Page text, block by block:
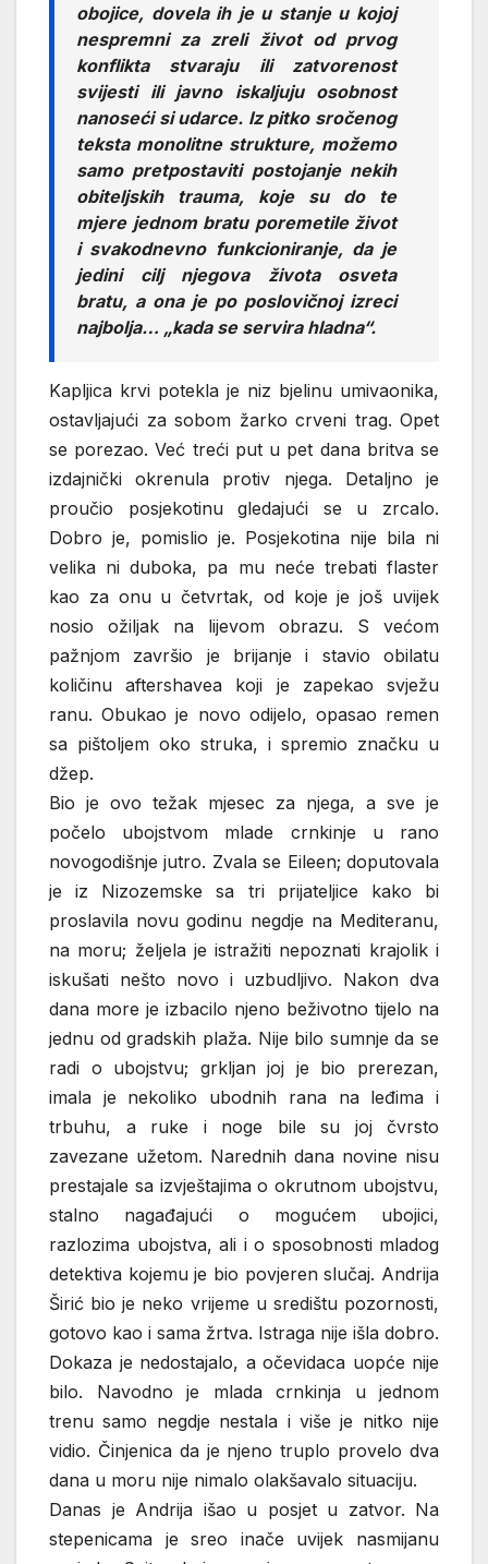
obojice, dovela ih je u stanje u kojoj
nespremni za zreli život od prvog
konflikta stvaraju ili zatvorenost
svijesti ili javno iskaljuju osobnost
nanoseći si udarce. Iz pitko sročenog
teksta monolitne strukture, možemo
samo pretpostaviti postojanje nekih
obiteljskih trauma, koje su do te
mjere jednom bratu poremetile život
i svakodnevno funkcioniranje, da je
jedini cilj njegova života osveta
bratu, a ona je po poslovičnoj izreci
najbolja… „kada se servira hladna“.
Kapljica krvi potekla je niz bjelinu umivaonika,
ostavljajući za sobom žarko crveni trag. Opet
se porezao. Već treći put u pet dana britva se
izdajnički okrenula protiv njega. Detaljno je
proučio posjekotinu gledajući se u zrcalo.
Dobro je, pomislio je. Posjekotina nije bila ni
velika ni duboka, pa mu neće trebati flaster
kao za onu u četvrtak, od koje je još uvijek
nosio ožiljak na lijevom obrazu. S većom
pažnjom završio je brijanje i stavio obilatu
količinu aftershavea koji je zapekao svježu
ranu. Obukao je novo odijelo, opasao remen
sa pištoljem oko struka, i spremio značku u
džep.
Bio je ovo težak mjesec za njega, a sve je
počelo ubojstvom mlade crnkinje u rano
novogodišnje jutro. Zvala se Eileen; doputovala
je iz Nizozemske sa tri prijateljice kako bi
proslavila novu godinu negdje na Mediteranu,
na moru; željela je istražiti nepoznati krajolik i
iskušati nešto novo i uzbudljivo. Nakon dva
dana more je izbacilo njeno beživotno tijelo na
jednu od gradskih plaža. Nije bilo sumnje da se
radi o ubojstvu; grkljan joj je bio prerezan,
imala je nekoliko ubodnih rana na leđima i
trbuhu, a ruke i noge bile su joj čvrsto
zavezane užetom. Narednih dana novine nisu
prestajale sa izvještajima o okrutnom ubojstvu,
stalno nagađajući o mogućem ubojici,
razlozima ubojstva, ali i o sposobnosti mladog
detektiva kojemu je bio povjeren slučaj. Andrija
Širić bio je neko vrijeme u središtu pozornosti,
gotovo kao i sama žrtva. Istraga nije išla dobro.
Dokaza je nedostajalo, a očevidaca uopće nije
bilo. Navodno je mlada crnkinja u jednom
trenu samo negdje nestala i više je nitko nije
vidio. Činjenica da je njeno truplo provelo dva
dana u moru nije nimalo olakšavalo situaciju.
Danas je Andrija išao u posjet u zatvor. Na
stepenicama je sreo inače uvijek nasmijanu